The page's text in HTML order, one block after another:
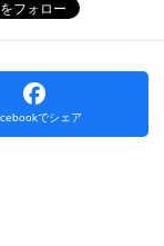
でシェア